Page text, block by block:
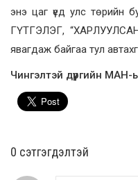
энэ цаг үед улс төрийн
ГҮТГЭЛЭГ,
явагдаж байгаа тул
Чингэлтэй дүүргийн
0 cэтгэгдэлтэй